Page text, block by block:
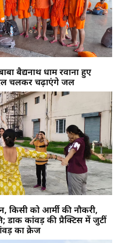
बैद्यनाथ धाम रवाना हुए
चलकर चढ़ाएंगे जल
किसी को आर्मी की नौकरी,
डाक कांवड़ की प्रैक्टिस में जुटीं
का क्रेज